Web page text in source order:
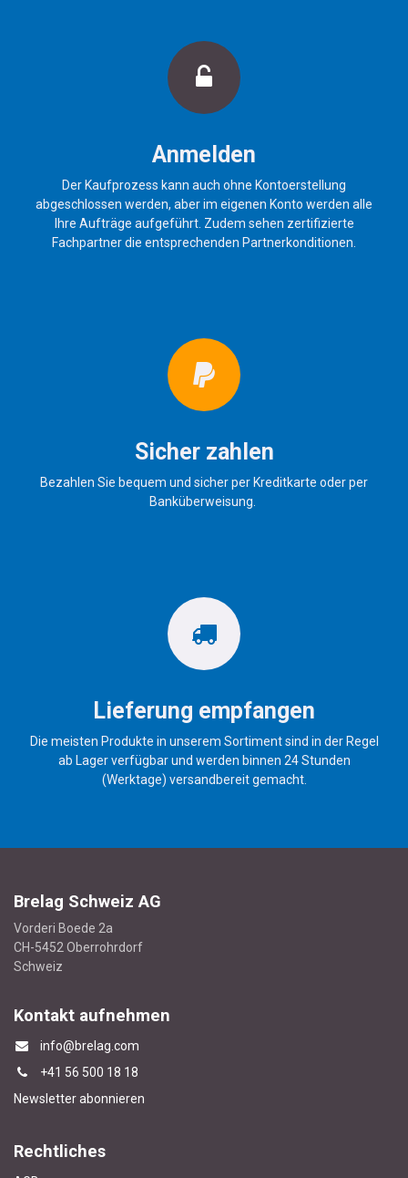
Anmelden
Der Kaufprozess kann auch ohne Kontoerstellung
abgeschlossen werden, aber im eigenen Konto werden alle
Ihre Aufträge aufgeführt. Zudem sehen zertifizierte
Fachpartner die entsprechenden Partnerkonditionen.
Sicher zahlen
Bezahlen Sie bequem und sicher per Kreditkarte oder per
Banküberweisung.
Lieferung empfangen
Die meisten Produkte in unserem Sortiment sind in der Regel
ab Lager verfügbar und werden binnen 24 Stunden
(Werktage) versandbereit gemacht.
Brelag Schweiz AG
Vorderi Boede 2a
CH-5452 Oberrohrdorf
Schweiz
Kontakt aufnehmen
info@brelag.com
+41 56 500 18 18
Newsletter abonnieren
Rechtliches